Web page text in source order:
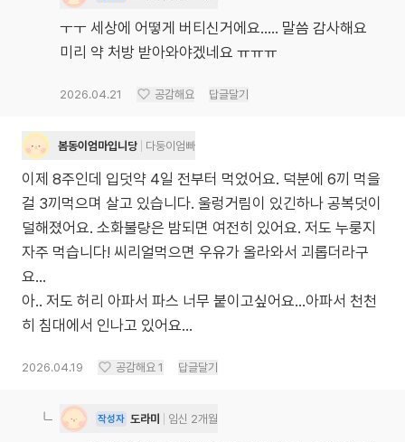
ㅜㅜ 세상에 어떻게 버티신거에요….. 말씀 감사해요
미리 약 처방 받아와야겠네요 ㅠㅠㅠ
2026.04.21 공감해요 답글달기
봄동이엄마입니당 다둥이엄빠
이제 8주인데 입덧약 4일 전부터 먹었어요. 덕분에 6끼 먹을
걸 3끼먹으며 살고 있습니다. 울렁거림이 있긴하나 공복덧이
덜해졌어요. 소화불량은 밤되면 여전히 있어요. 저도 누룽지
자주 먹습니다! 씨리얼먹으면 우유가 올라와서 괴롭더라구
요…
아.. 저도 허리 아파서 파스 너무 붙이고싶어요…아파서 천천
히 침대에서 인나고 있어요…
2026.04.19 공감해요 1 답글달기
작성자 도라미 임신 2개월